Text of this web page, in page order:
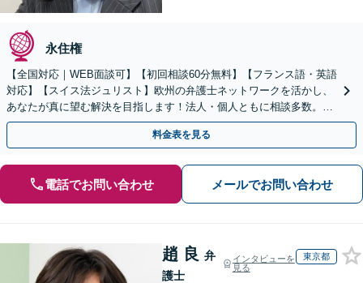
永住権
【全国対応｜WEB面談可】【初回相談60分無料】【フランス語・英語
対応】【スイス法ジュリスト】欧州の弁護士ネットワークを活かし、
あなたが真に望む解決を目指します！法人・個人ともに相談多数。細
やかな連絡と粘り強い交渉を徹底【休日・夜間相談可】
料金表を見る
電話でお問い合わせ メールでお問い合わせ
趙 良 弁
護士
インタビューを
見る
東京都